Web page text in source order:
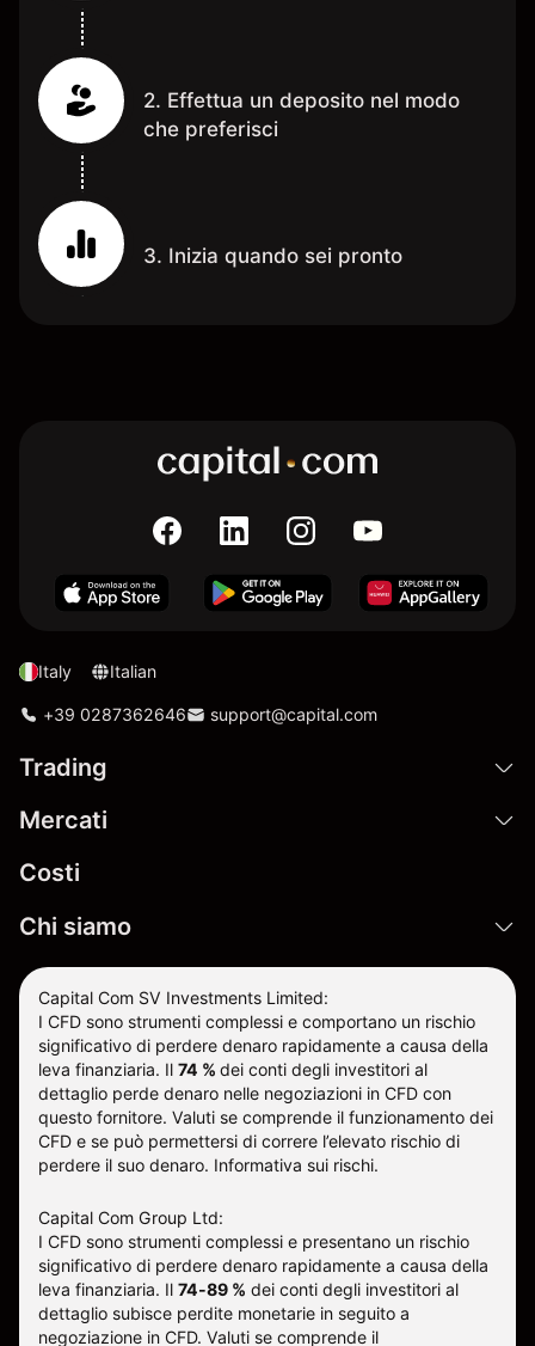
2. Effettua un deposito nel modo
che preferisci
3. Inizia quando sei pronto
Italy Italian
+39 0287362646 support@capital.com
Trading
Mercati
Costi
Chi siamo
Capital Com SV Investments Limited:
I CFD sono strumenti complessi e comportano un rischio
significativo di perdere denaro rapidamente a causa della
leva finanziaria. Il 74 % dei conti degli investitori al
dettaglio perde denaro nelle negoziazioni in CFD con
questo fornitore. Valuti se comprende il funzionamento dei
CFD e se può permettersi di correre l’elevato rischio di
perdere il suo denaro. Informativa sui rischi.
Capital Com Group Ltd:
I CFD sono strumenti complessi e presentano un rischio
significativo di perdere denaro rapidamente a causa della
leva finanziaria. Il 74-89 % dei conti degli investitori al
dettaglio subisce perdite monetarie in seguito a
negoziazione in CFD. Valuti se comprende il